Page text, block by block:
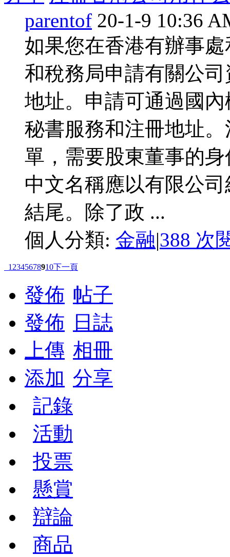
parentof 20-1-9 10:36
如果您在香港有辦事
和稅務局申請有關公
地址。申請可通過國
秘書服務和注冊地址
單，需要股東董事的
中文名稱應以有限公
結尾。除了政 ...
個人分類: 金融|388 次
1 2345678910下一頁
發佈 帖子
發佈
日誌
上傳 相冊
添加 分享
記錄
活動
投票
懸賞
辯論
商品